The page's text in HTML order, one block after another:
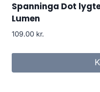
Spanninga Dot
Lumen
109.00 kr.